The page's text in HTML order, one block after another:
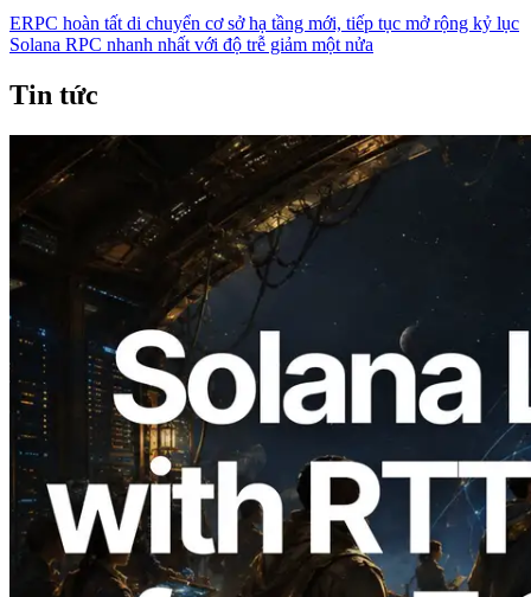
ERPC hoàn tất di chuyển cơ sở hạ tầng mới, tiếp tục mở rộng kỷ lục
Solana RPC nhanh nhất với độ trễ giảm một nửa
Tin tức
2026.08.05
ERPC mở rộng Solana Leader Slot API
với phép đo ping từ 7 khu vực toàn cầu —
Validators Information API cũng chính
thức ra mắt